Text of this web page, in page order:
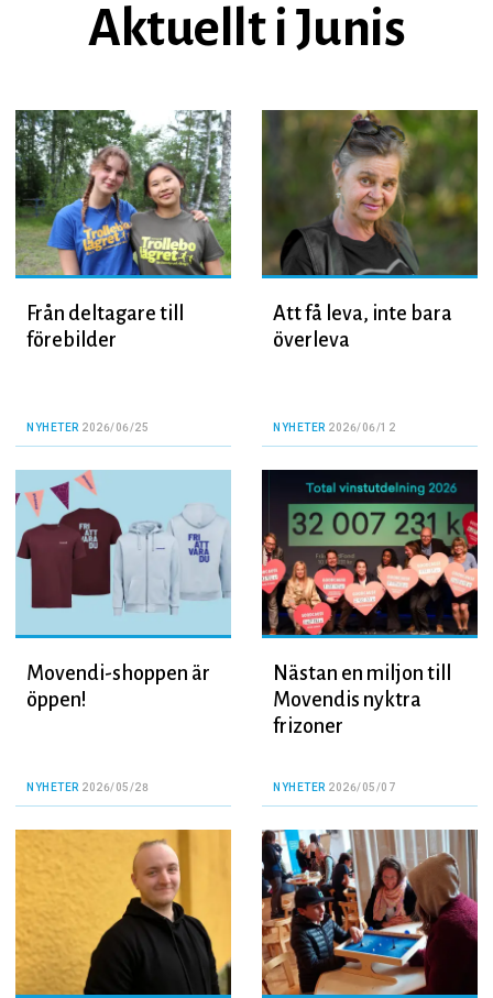
Aktuellt i Junis
Från deltagare till
förebilder
NYHETER 2026/06/25
Att få leva, inte bara
överleva
NYHETER 2026/06/12
Movendi-shoppen är
öppen!
NYHETER 2026/05/28
Nästan en miljon till
Movendis nyktra
frizoner
NYHETER 2026/05/07